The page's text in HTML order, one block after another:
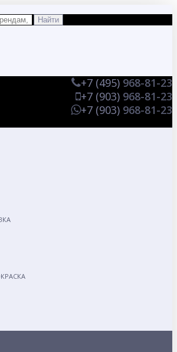
+7 (495) 968-81-23
+7 (903) 968-81-23
+7 (903) 968-81-23